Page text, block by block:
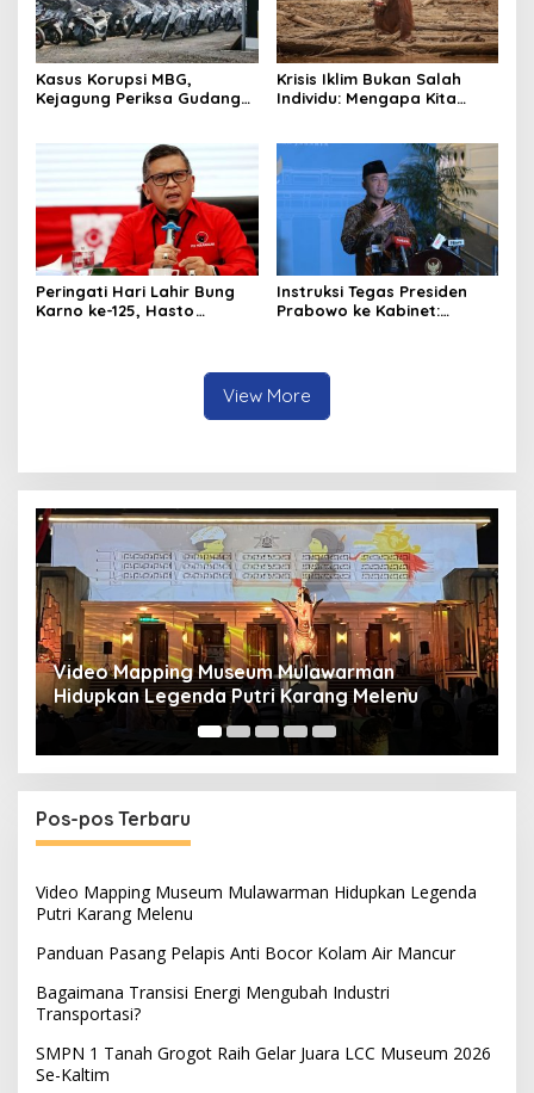
Kasus Korupsi MBG,
Kejagung Periksa Gudang
Krisis Iklim Bukan Salah
Individu: Mengapa Kita
Pribadi”?
Peringati Hari Lahir Bung
Karno ke-125, Hasto
Instruksi Tegas Presiden
Prabowo ke Kabinet:
View More
Panduan Pasang Pelapis Anti Bocor Kolam Air
Mancur
Pos-pos Terbaru
Video Mapping Museum Mulawarman Hidupkan Legenda
Putri Karang Melenu
Panduan Pasang Pelapis Anti Bocor Kolam Air Mancur
Bagaimana Transisi Energi Mengubah Industri
Transportasi?
SMPN 1 Tanah Grogot Raih Gelar Juara LCC Museum 2026
Se-Kaltim